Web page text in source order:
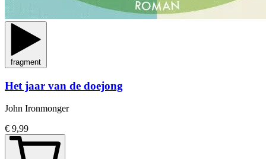
fragment
Het jaar van de doejong
John Ironmonger
€ 9,99